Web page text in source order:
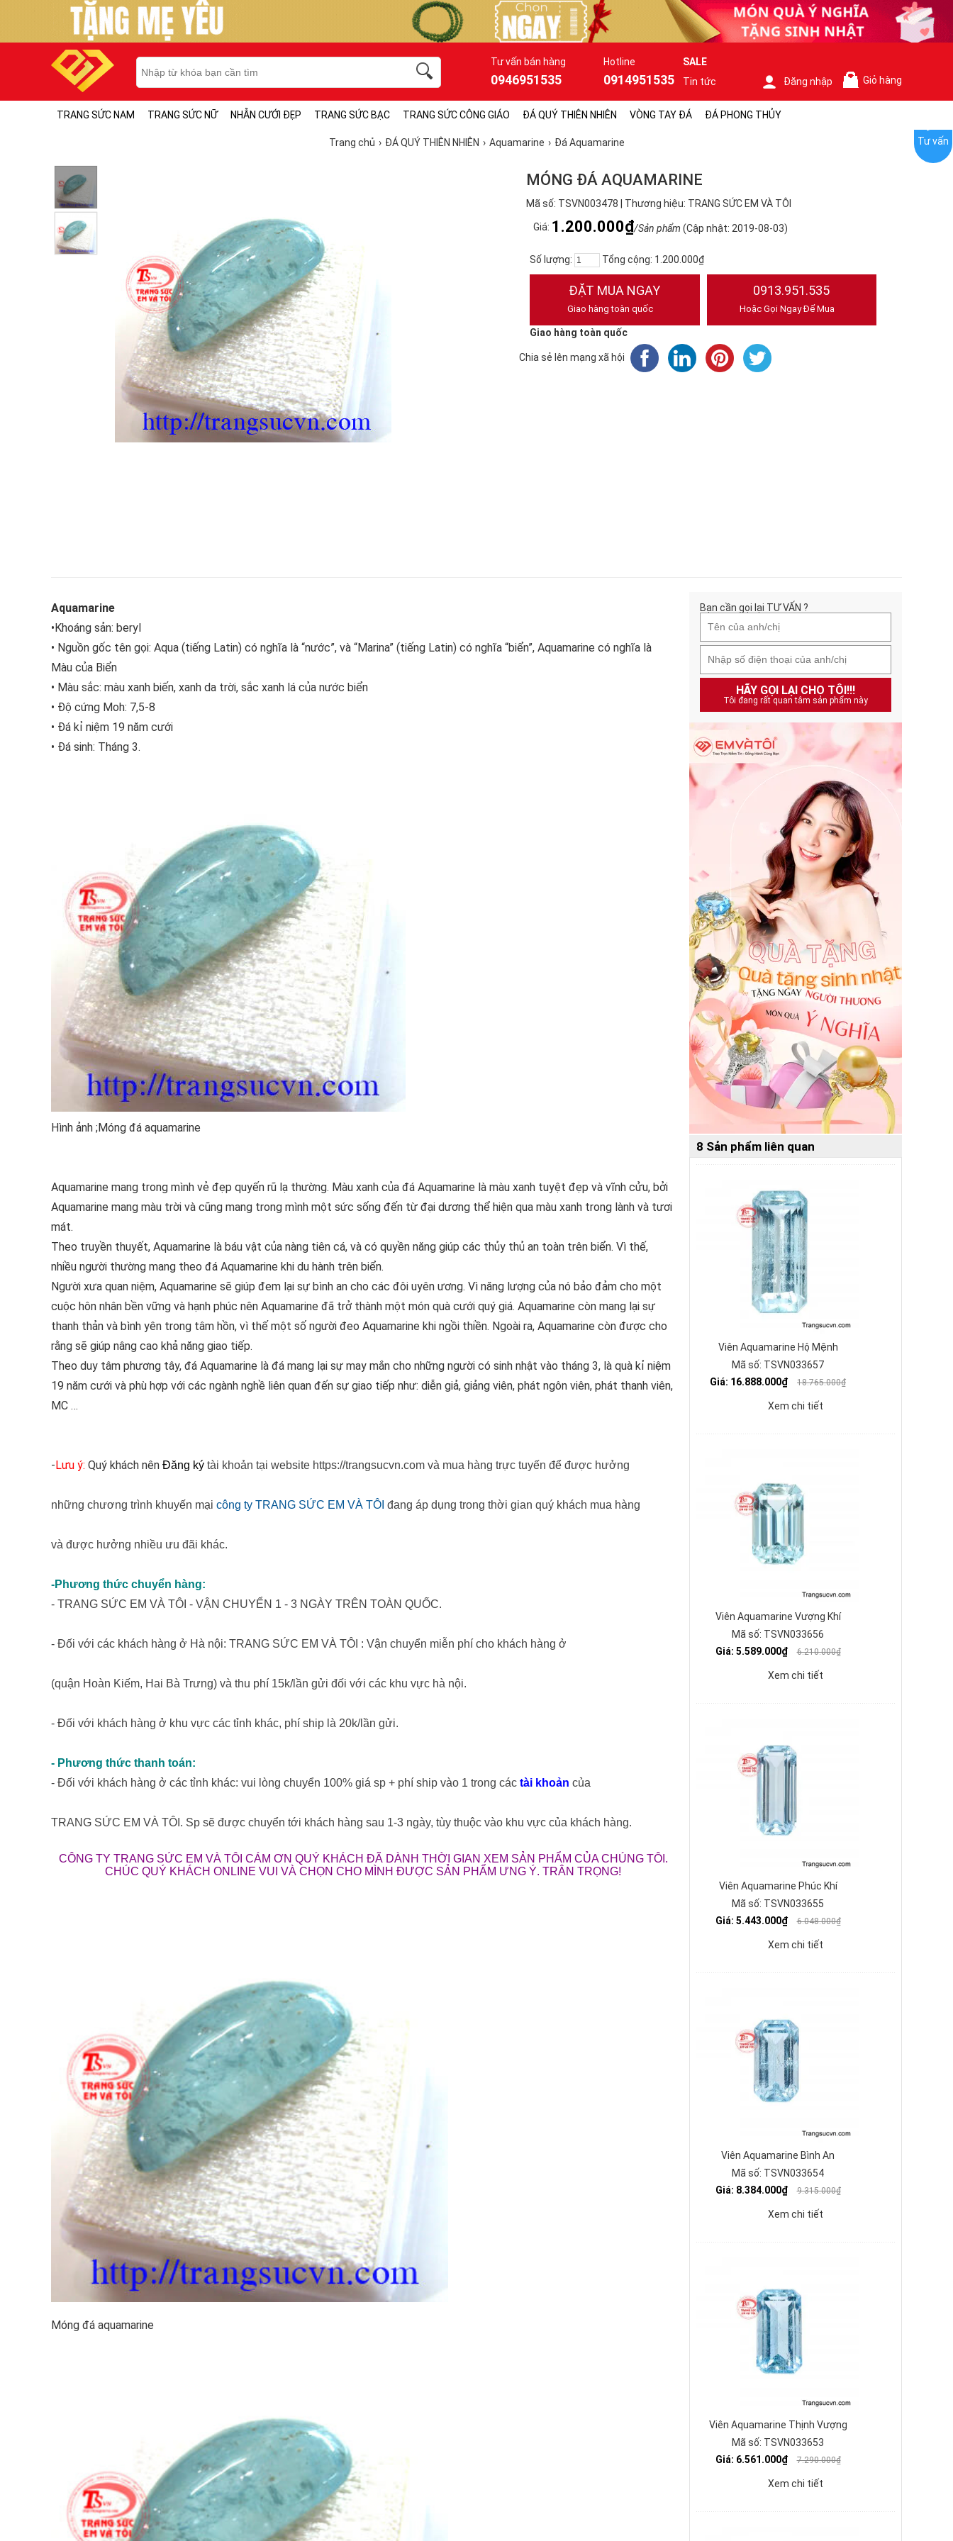
Tư vấn bán hàng
0946951535
Hotline
0914951535
SALE
Tin tức
Đăng nhập Giỏ hàng
TRANG SỨC NAM TRANG SỨC NỮ NHẪN CƯỚI ĐẸP TRANG SỨC BẠC TRANG SỨC CÔNG GIÁO ĐÁ QUÝ THIÊN NHIÊN VÒNG TAY ĐÁ ĐÁ PHONG THỦY
Trang chủ ĐÁ QUÝ THIÊN NHIÊN Aquamarine Đá Aquamarine
MÓNG ĐÁ AQUAMARINE
Mã số: TSVN003478 | Thương hiệu: TRANG SỨC EM VÀ TÔI
Giá: 1.200.000₫/Sản phẩm (Cập nhật: 2019-08-03)
Số lượng: Tổng cộng: 1.200.000₫
ĐẶT MUA NGAY
Giao hàng toàn quốc
0913.951.535
Hoặc Gọi Ngay Để Mua
Giao hàng toàn quốc
Chia sẻ lên mạng xã hội
Aquamarine
•Khoáng sản: beryl
• Nguồn gốc tên gọi: Aqua (tiếng Latin) có nghĩa là “nước”, và “Marina” (tiếng Latin) có nghĩa “biển”, Aquamarine có nghĩa là
Màu của Biển
• Màu sắc: màu xanh biến, xanh da trời, sắc xanh lá của nước biển
• Độ cứng Moh: 7,5-8
• Đá kỉ niệm 19 năm cưới
• Đá sinh: Tháng 3.
Hình ảnh ;Móng đá aquamarine
Aquamarine mang trong mình vẻ đẹp quyến rũ lạ thường. Màu xanh của đá Aquamarine là màu xanh tuyệt đẹp và vĩnh cửu, bởi
Aquamarine mang màu trời và cũng mang trong mình một sức sống đến từ đại dương thể hiện qua màu xanh trong lành và tươi
mát.
Theo truyền thuyết, Aquamarine là báu vật của nàng tiên cá, và có quyền năng giúp các thủy thủ an toàn trên biển. Vì thế,
nhiều người thường mang theo đá Aquamarine khi du hành trên biển.
Người xưa quan niệm, Aquamarine sẽ giúp đem lại sự bình an cho các đôi uyên ương. Vì năng lượng của nó bảo đảm cho một
cuộc hôn nhân bền vững và hạnh phúc nên Aquamarine đã trở thành một món quà cưới quý giá. Aquamarine còn mang lại sự
thanh thản và bình yên trong tâm hồn, vì thế một số người đeo Aquamarine khi ngồi thiền. Ngoài ra, Aquamarine còn được cho
rằng sẽ giúp nâng cao khả năng giao tiếp.
Theo duy tâm phương tây, đá Aquamarine là đá mang lại sự may mắn cho những người có sinh nhật vào tháng 3, là quà kỉ niệm
19 năm cưới và phù hợp với các ngành nghề liên quan đến sự giao tiếp như: diễn giả, giảng viên, phát ngôn viên, phát thanh viên,
MC …
-Lưu ý: Quý khách nên Đăng ký tài khoản tại website https://trangsucvn.com và mua hàng trực tuyến để được hưởng
những chương trình khuyến mại công ty TRANG SỨC EM VÀ TÔI đang áp dụng trong thời gian quý khách mua hàng
và được hưởng nhiều ưu đãi khác.
-Phương thức chuyển hàng:
- TRANG SỨC EM VÀ TÔI - VẬN CHUYỂN 1 - 3 NGÀY TRÊN TOÀN QUỐC.
- Đối với các khách hàng ở Hà nội: TRANG SỨC EM VÀ TÔI : Vận chuyển miễn phí cho khách hàng ở
(quận Hoàn Kiếm, Hai Bà Trưng) và thu phí 15k/lần gửi đối với các khu vực hà nội.
- Đối với khách hàng ở khu vực các tỉnh khác, phí ship là 20k/lần gửi.
- Phương thức thanh toán:
- Đối với khách hàng ở các tỉnh khác: vui lòng chuyển 100% giá sp + phí ship vào 1 trong các tài khoản của
TRANG SỨC EM VÀ TÔI. Sp sẽ được chuyển tới khách hàng sau 1-3 ngày, tùy thuộc vào khu vực của khách hàng.
CÔNG TY TRANG SỨC EM VÀ TÔI CÁM ƠN QUÝ KHÁCH ĐÃ DÀNH THỜI GIAN XEM SẢN PHẨM CỦA CHÚNG TÔI.
CHÚC QUÝ KHÁCH ONLINE VUI VÀ CHỌN CHO MÌNH ĐƯỢC SẢN PHẨM ƯNG Ý. TRÂN TRỌNG!
Móng đá aquamarine
Bạn cần gọi lại TƯ VẤN ?
HÃY GỌI LẠI CHO TÔI!!!
Tôi đang rất quan tâm sản phẩm này
8 Sản phẩm liên quan
Viên Aquamarine Hộ Mệnh
Mã số: TSVN033657
Giá: 16.888.000₫
18.765.000₫
Xem chi tiết
Viên Aquamarine Vượng Khí
Mã số: TSVN033656
Giá: 5.589.000₫
6.210.000₫
Xem chi tiết
Viên Aquamarine Phúc Khí
Mã số: TSVN033655
Giá: 5.443.000₫
6.048.000₫
Xem chi tiết
Viên Aquamarine Bình An
Mã số: TSVN033654
Giá: 8.384.000₫
9.315.000₫
Xem chi tiết
Viên Aquamarine Thịnh Vượng
Mã số: TSVN033653
Giá: 6.561.000₫
7.290.000₫
Xem chi tiết
Tư vấn